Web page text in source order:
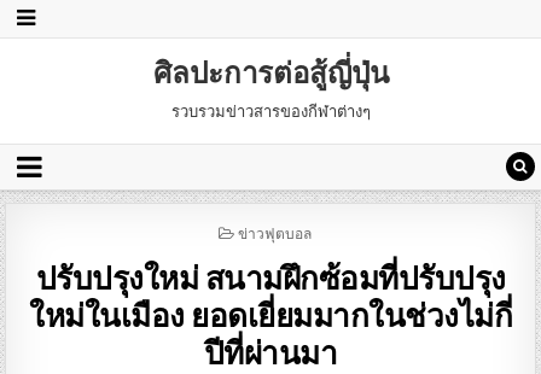
ศิลปะการต่อสู้ญี่ปุ่น
รวบรวมข่าวสารของกีฬาต่างๆ
POSTED
ข่าวฟุตบอล
ปรับปรุงใหม่ สนามฝึกซ้อมที่ปรับปรุง
ใหม่ในเมือง ยอดเยี่ยมมากในช่วงไม่กี่
ปีที่ผ่านมา